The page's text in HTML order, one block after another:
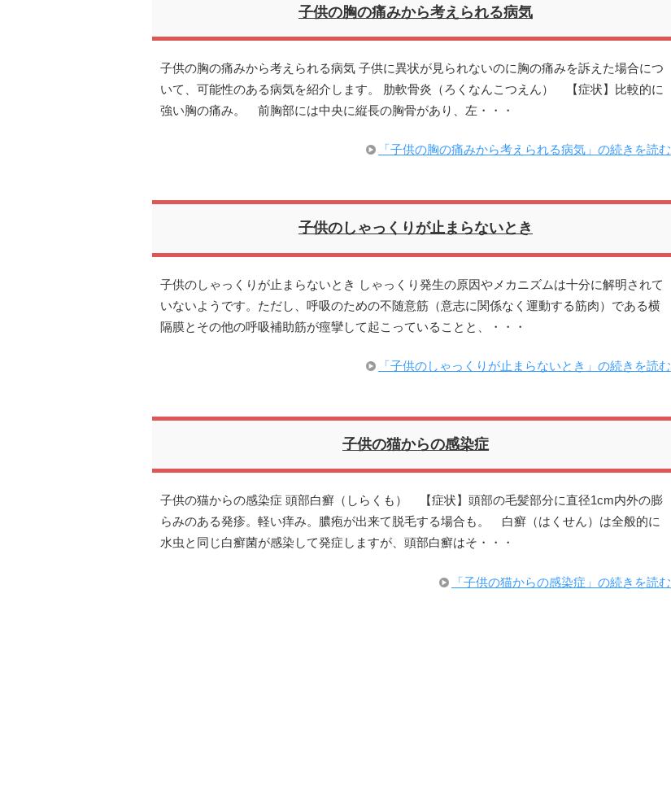
子供の胸の痛みから考えられる病気
子供の胸の痛みから考えられる病気 子供に異状が見られないのに胸の痛みを訴えた場合につ
いて、可能性のある病気を紹介します。 肋軟骨炎（ろくなんこつえん） 【症状】比較的に
強い胸の痛み。 前胸部には中央に縦長の胸骨があり、左・・・
「子供の胸の痛みから考えられる病気」の続きを読む
子供のしゃっくりが止まらないとき
子供のしゃっくりが止まらないとき しゃっくり発生の原因やメカニズムは十分に解明されて
いないようです。ただし、呼吸のための不随意筋（意志に関係なく運動する筋肉）である横
隔膜とその他の呼吸補助筋が痙攣して起こっていることと、・・・
「子供のしゃっくりが止まらないとき」の続きを読む
子供の猫からの感染症
子供の猫からの感染症 頭部白癬（しらくも） 【症状】頭部の毛髪部分に直径1cm内外の膨
らみのある発疹。軽い痒み。膿疱が出来て脱毛する場合も。 白癬（はくせん）は全般的に
水虫と同じ白癬菌が感染して発症しますが、頭部白癬はそ・・・
「子供の猫からの感染症」の続きを読む